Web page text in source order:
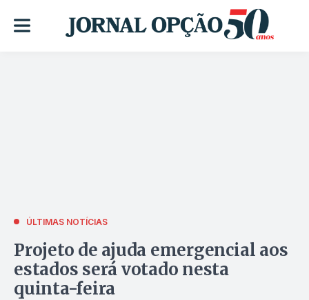
ÚLTIMAS NOTÍCIAS
Projeto de ajuda emergencial aos
estados será votado nesta
quinta-feira